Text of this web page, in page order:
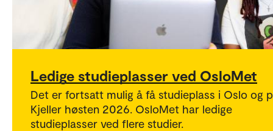
Ledige studieplasser ved OsloMet
Det er fortsatt mulig å få studieplass i Oslo og
Kjeller høsten 2026. OsloMet har ledige
studieplasser ved flere studier.